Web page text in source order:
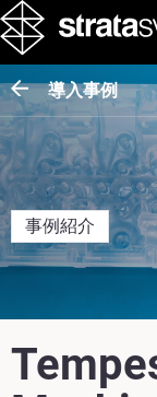
導入事例
事例紹介